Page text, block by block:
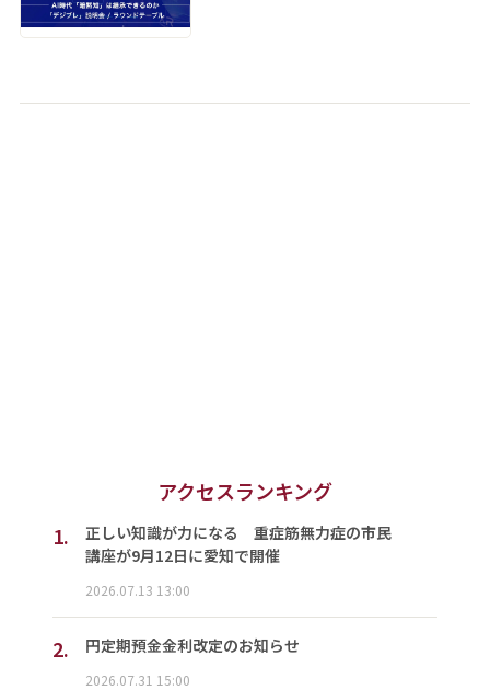
アクセスランキング
1.
正しい知識が力になる 重症筋無力症の市民
講座が9月12日に愛知で開催
2026.07.13 13:00
2. 円定期預金金利改定のお知らせ
2026.07.31 15:00